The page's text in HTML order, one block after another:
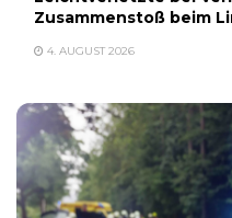
Zusammenstoß beim
4. AUGUST 2026